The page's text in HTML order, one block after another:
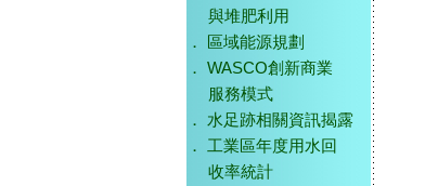
與堆肥利用
．
區域能源規劃
．
WASCO創新商業
服務模式
．
水足跡相關資訊揭露
．
工業區年度用水回
收率統計